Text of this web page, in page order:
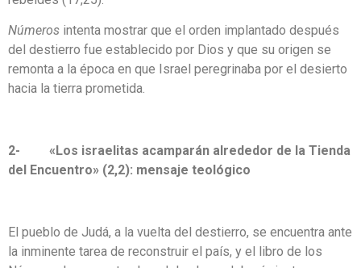
Números intenta mostrar que el orden implantado después
del destierro fue establecido por Dios y que su origen se
remonta a la época en que Israel peregrinaba por el desierto
hacia la tierra prometida.
2- «Los israelitas acamparán alrededor de la Tienda
del Encuentro» (2,2): mensaje teológico
El pueblo de Judá, a la vuelta del destierro, se encuentra ante
la inminente tarea de reconstruir el país, y el libro de los